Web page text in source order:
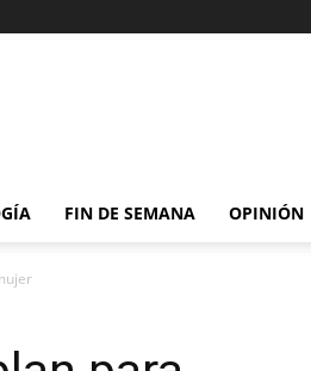
FIN DE SEMANA OPINIÓN